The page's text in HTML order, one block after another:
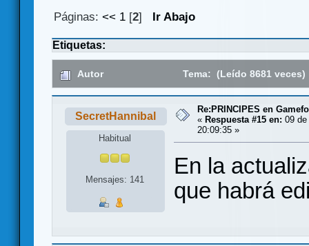
Páginas:<< 1 [2] Ir Abajo
Etiquetas:
Autor Tema: (Leído 8681 veces)
SecretHannibal
Habitual
Mensajes: 141
Re:PRINCIPES en
« Respuesta #15 en: 09
20:09:35 »
En la
que habrá